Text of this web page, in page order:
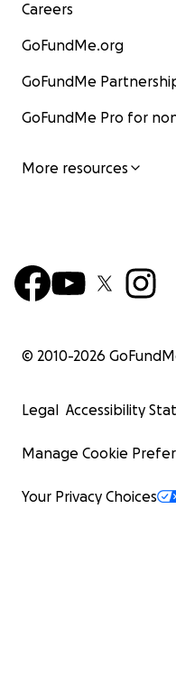
Careers
GoFundMe.org
GoFundMe
GoFundMe Pro for
More resources
© 2010-2026
Legal Accessibility
Manage Cookie
Your Privacy Choices